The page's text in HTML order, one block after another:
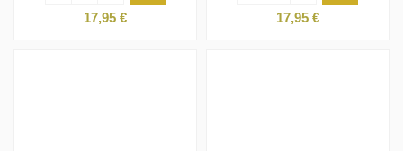
17,95 € 17,95 €